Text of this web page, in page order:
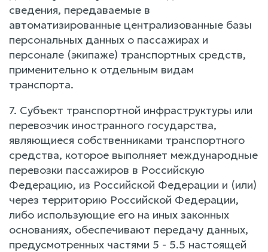
сведения, передаваемые в
автоматизированные централизованные базы
персональных данных о пассажирах и
персонале (экипаже) транспортных средств,
применительно к отдельным видам
транспорта.
7. Субъект транспортной инфраструктуры или
перевозчик иностранного государства,
являющиеся собственниками транспортного
средства, которое выполняет международные
перевозки пассажиров в Российскую
Федерацию, из Российской Федерации и (или)
через территорию Российской Федерации,
либо использующие его на иных законных
основаниях, обеспечивают передачу данных,
предусмотренных частями 5 - 5.5 настоящей